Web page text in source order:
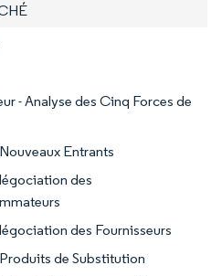
- Analyse des Cinq Forces de
Entrants
des
des Fournisseurs
de Substitution